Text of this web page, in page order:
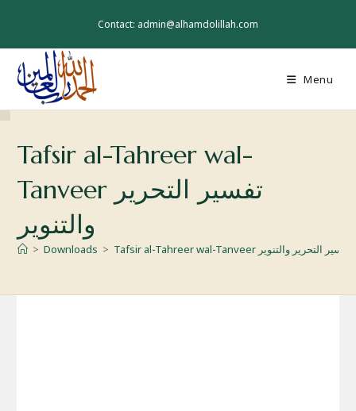
Contact: admin@alhamdolillah.com
Menu
Tafsir al-Tahreer wal-
Tanveer تفسير التحرير
والتنوير
> Downloads > Tafsir al-Tahreer wal-Tanveer تفسير التحرير والتنوير